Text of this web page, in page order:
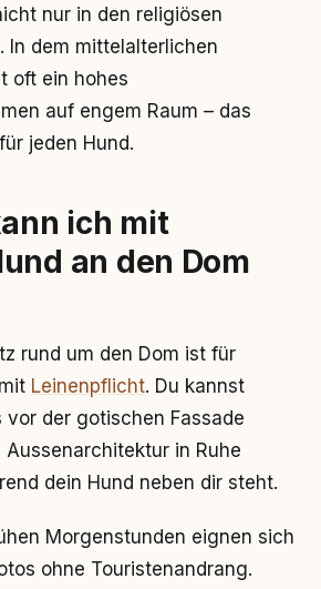
nur in den religiösen
In dem mittelalterlichen
oft ein hohes
auf engem Raum – das
für jeden Hund.
ich mit
an den Dom
rund um den Dom ist für
Leinenpflicht. Du kannst
vor der gotischen Fassade
in Ruhe
dein Hund neben dir steht.
Morgenstunden eignen sich
ohne Touristenandrang.